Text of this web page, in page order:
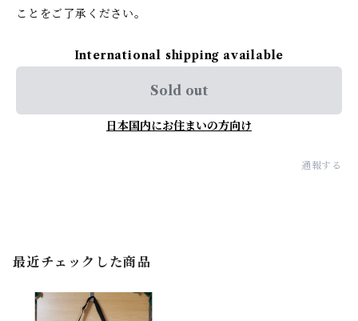
ことをご了承ください。
International shipping available
Sold out
日本国内にお住まいの方向け
通報する
最近チェックした商品